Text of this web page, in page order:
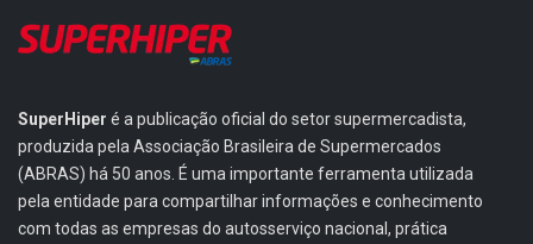
SuperHiper é a publicação oficial do setor supermercadista,
produzida pela Associação Brasileira de Supermercados
(ABRAS) há 50 anos. É uma importante ferramenta utilizada
pela entidade para compartilhar informações e conhecimento
com todas as empresas do autosserviço nacional, prática